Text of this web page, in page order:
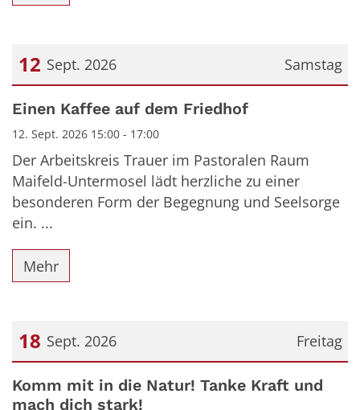
Samstag
12 Sept. 2026
Datum: 12. September 2026
Einen Kaffee auf dem Friedhof
12. Sept. 2026 15:00 - 17:00
Der Arbeitskreis Trauer im Pastoralen Raum
Maifeld-Untermosel lädt herzliche zu einer
besonderen Form der Begegnung und Seelsorge
ein. ...
Mehr
Freitag
18 Sept. 2026
Datum: 18. September 2026
Komm mit in die Natur! Tanke Kraft und
mach dich stark!